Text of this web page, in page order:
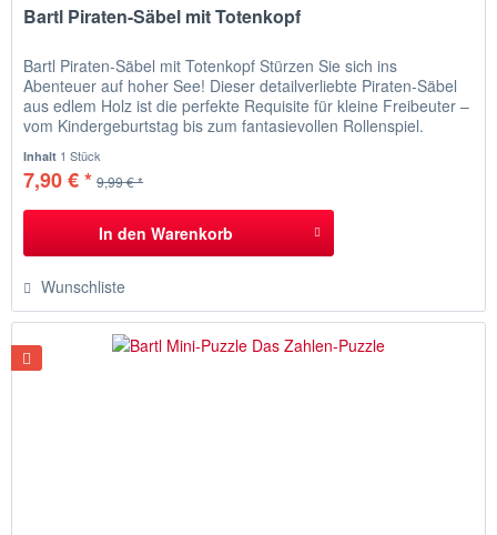
Bartl Piraten-Säbel mit Totenkopf
Bartl Piraten-Säbel mit Totenkopf Stürzen Sie sich ins
Abenteuer auf hoher See! Dieser detailverliebte Piraten‑Säbel
aus edlem Holz ist die perfekte Requisite für kleine Freibeuter –
vom Kindergeburtstag bis zum fantasievollen Rollenspiel.
diesem hochwertig verarbeiteten Piraten‑Säbel gelingt jedes
Abenteuer!...
Inhalt 1 Stück
7,90 € * 9,99 € *
In den Warenkorb
Wunschliste